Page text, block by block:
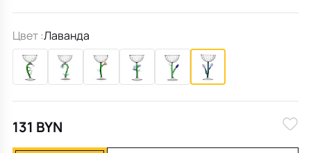
Цвет :Лаванда
131 BYN